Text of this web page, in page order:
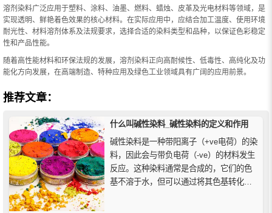
溶剂染料广泛应用于塑料、涂料、油墨、燃料、蜡烛、皮革及光电材料等领域，是
实现透明、鲜艳着色效果的核心材料。在实际应用中，应结合加工温度、使用环境
耐光性、材料溶剂体系及法规要求，选择合适的染料类型和品种，以保证色彩稳定
性和产品性能。
随着高性能材料和环保法规的发展，溶剂染料正向高耐候性、低毒性、高纯化及功
能化方向发展，在高端制造、特种应用及绿色工业领域具有广阔的应用前景。
推荐文章：
什么叫碱性染料_碱性染料的定义和作用
碱性染料是一种带阳离子（+ve电荷）的染
料，因此会与带负电荷（-ve）的材料发生
反应。这种染料通常是合成的，它们的色
基不溶于水，但可以通过将其色基转化为